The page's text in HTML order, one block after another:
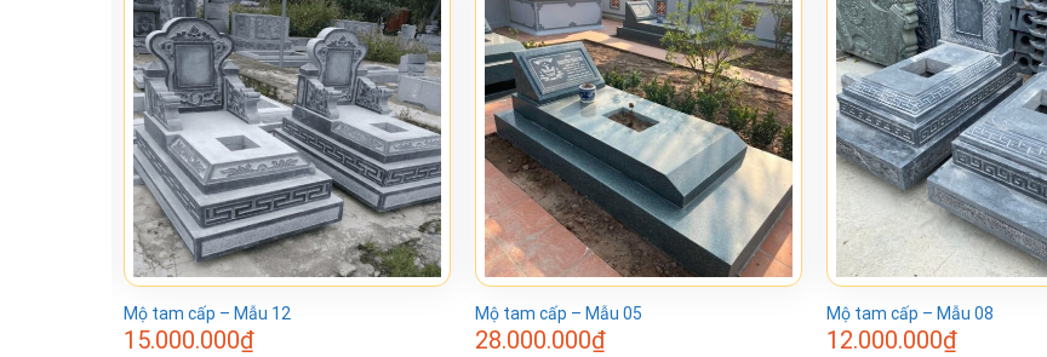
Mộ tam cấp – Mẫu 12
15.000.000₫
Mộ tam cấp – Mẫu 05
28.000.000₫
Mộ tam cấp – Mẫu 08
12.000.000₫